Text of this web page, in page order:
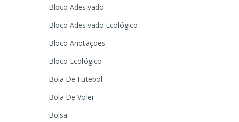
Bloco Adesivado
Bloco Adesivado Ecológico
Bloco Anotações
Bloco Ecológico
Bola De Futebol
Bola De Volei
Bolsa